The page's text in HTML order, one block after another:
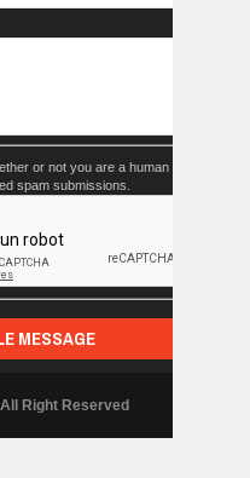
or not you are a human
spam submissions.
Right Reserved